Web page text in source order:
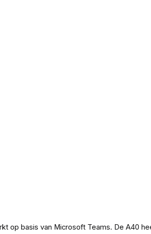
op basis van Microsoft Teams. De A40